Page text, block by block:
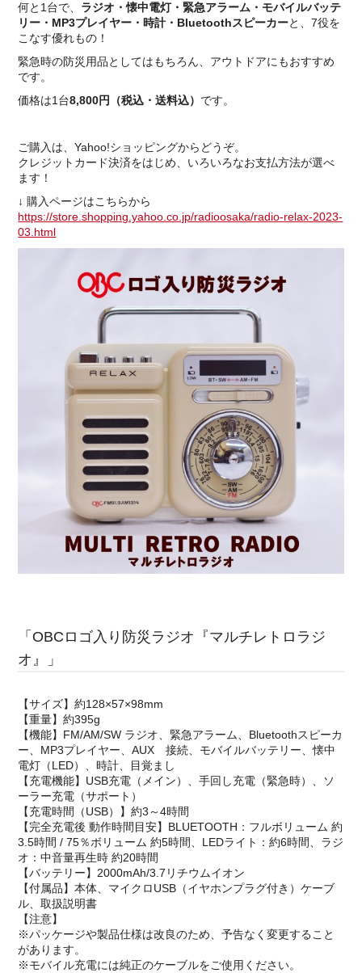
何と1台で、 ラジオ・懐中電灯・緊急アラーム・モバイルバッテ
リー・MP3プレイヤー・時計・Bluetoothスピーカーと、7役を
こなす優れもの！
緊急時の防災用品としてはもちろん、アウトドアにもおすすめ
です。
価格は1台8,800円（税込・送料込） です。
ご購入は、Yahoo!ショッピングからどうぞ。
クレジットカード決済をはじめ、いろいろなお支払方法が選べ
ます！
↓ 購入ページはこちらから
https://store.shopping.yahoo.co.jp/radioosaka/radio-relax-2023-
03.html
「OBCロゴ入り防災ラジオ『マルチレトロラジ
オ』」
【サイズ】約128×57×98mm
【重量】約395g
【機能】FM/AM/SW ラジオ、緊急アラーム、Bluetoothスピーカ
ー、MP3プレイヤー、AUX 接続、モバイルバッテリー、懐中
電灯（LED）、時計、目覚まし
【充電機能】USB充電（メイン）、手回し充電（緊急時）、ソ
ーラー充電（サポート）
【充電時間（USB）】約3～4時間
【完全充電後 動作時間目安】BLUETOOTH：フルボリューム 約
3.5時間 / 75％ボリューム 約5時間、LEDライト：約6時間、ラジ
オ：中音量再生時 約20時間
【バッテリー】2000mAh/3.7リチウムイオン
【付属品】本体、マイクロUSB（イヤホンプラグ付き）ケーブ
ル、取扱説明書
【注意】
※パッケージや製品仕様は改良のため、予告なく変更すること
があります。
※モバイル充電には純正のケーブルをご使用ください。